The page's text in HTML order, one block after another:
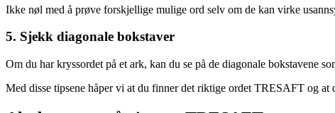
Ikke nøl med å prøve forskjellige mulige ord selv om de kan virke
5. Sjekk diagonale bokstaver
Om du har kryssordet på et ark, kan du se på de diagonale bokstavene
Med disse tipsene håper vi at du finner det riktige ordet TRESAFT og at